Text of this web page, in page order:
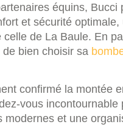
équins, Bucci
et sécurité
de La Baule. En
de bien choisir sa
confirmé la montée
vous incontournable
et une